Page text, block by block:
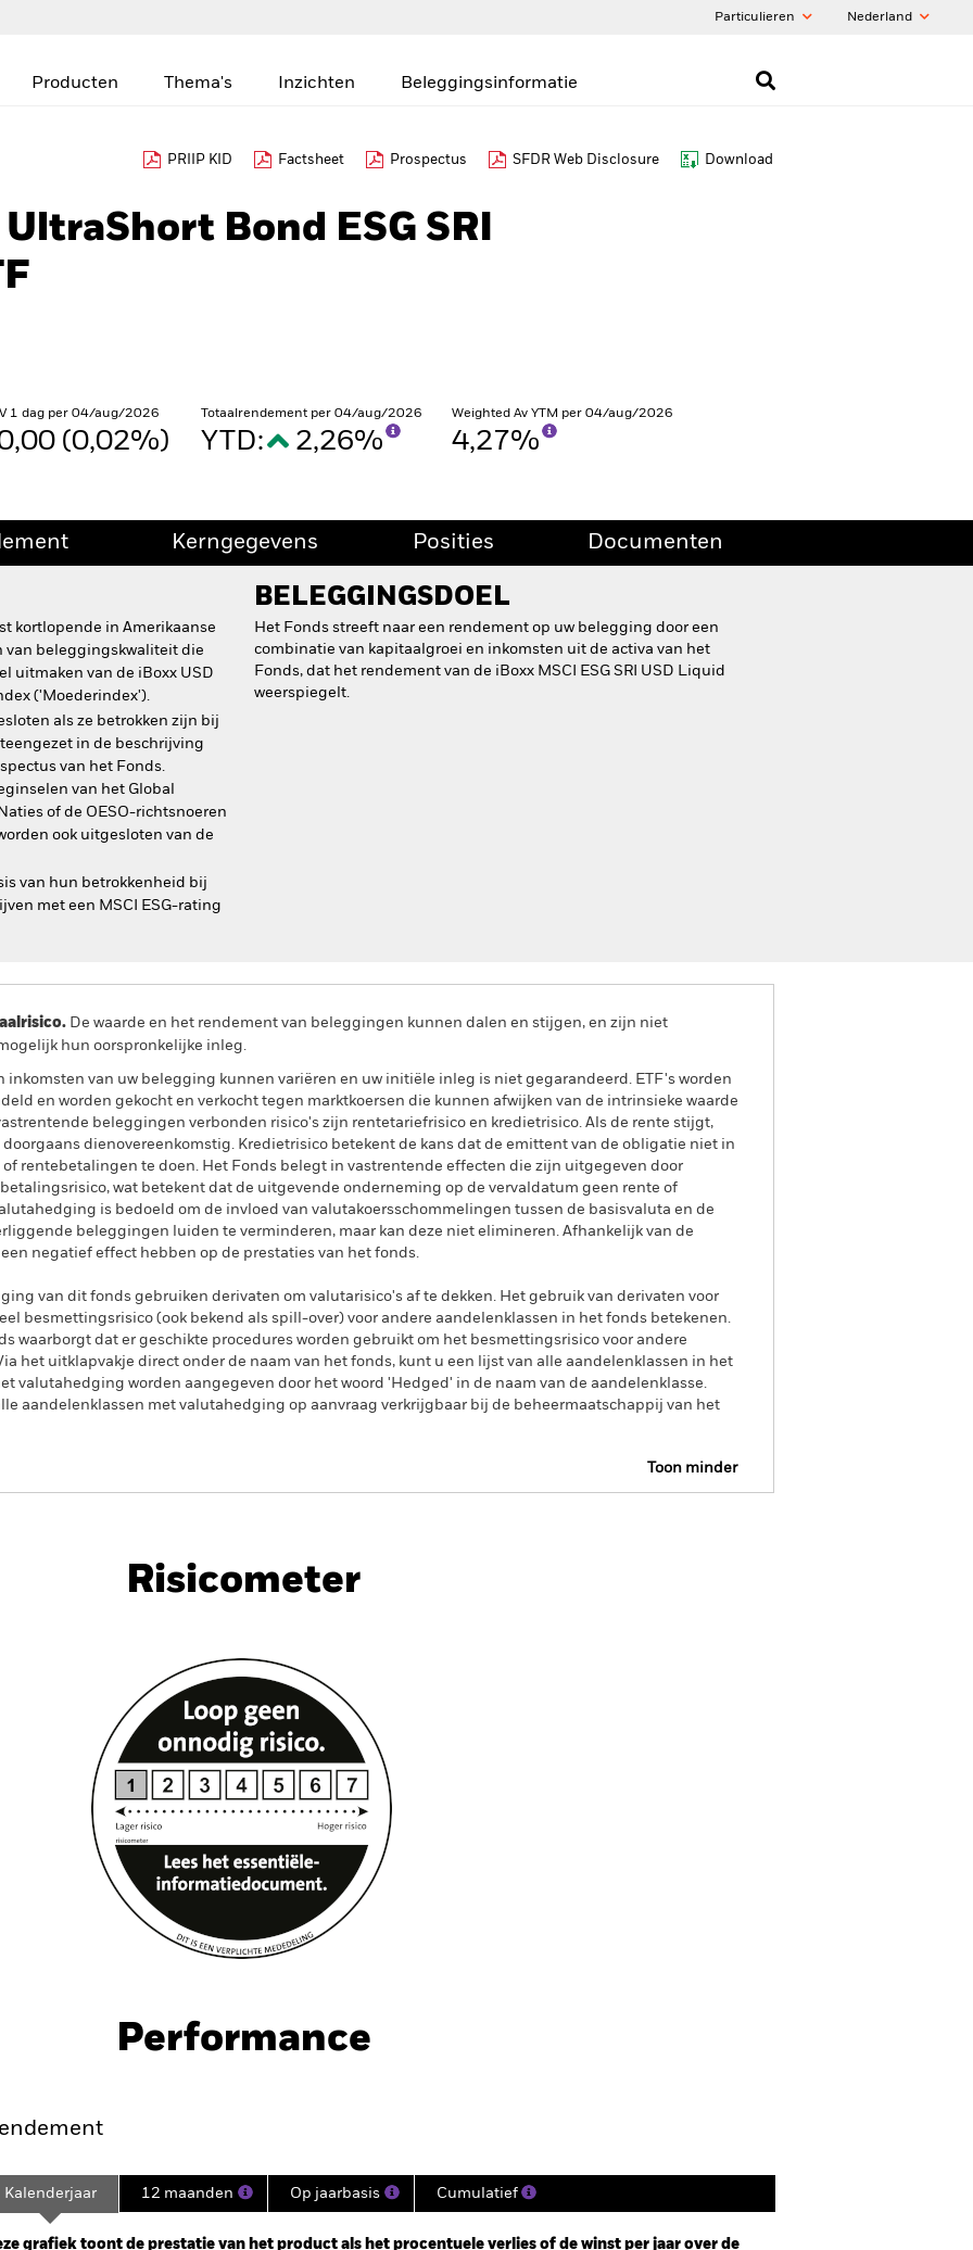
Particulieren Nederland
Producten Thema's Inzichten Beleggingsinformatie
PRIIP KID Factsheet Prospectus SFDR Web Disclosure Download
Bond ESG SRI
1 dag per 04/aug/2026
(0,02%)
Totaalrendement per 04/aug/2026
YTD: 2,26%
Weighted Av YTM per 04/aug/2026
4,27%
Kerngegevens Posities Documenten
kortlopende in Amerikaanse
van beleggingskwaliteit die
uitmaken van de iBoxx USD
('Moederindex').
als ze betrokken zijn bij
in de beschrijving
van het Fonds.
van het Global
of de OESO-richtsnoeren
ook uitgesloten van de
van hun betrokkenheid bij
met een MSCI ESG-rating
BELEGGINGSDOEL
Het Fonds streeft naar een rendement op uw belegging door een
combinatie van kapitaalgroei en inkomsten uit de activa van het
Fonds, dat het rendement van de iBoxx MSCI ESG SRI USD Liquid
weerspiegelt.
De waarde en het rendement van beleggingen kunnen dalen en stijgen, en zijn niet
hun oorspronkelijke inleg.
inkomsten van uw belegging kunnen variëren en uw initiële inleg is niet gegarandeerd. ETF's worden
en worden gekocht en verkocht tegen marktkoersen die kunnen afwijken van de intrinsieke waarde
beleggingen verbonden risico's zijn rentetariefrisico en kredietrisico. Als de rente stijgt,
dienovereenkomstig. Kredietrisico betekent de kans dat de emittent van de obligatie niet in
of rentebetalingen te doen. Het Fonds belegt in vastrentende effecten die zijn uitgegeven door
wat betekent dat de uitgevende onderneming op de vervaldatum geen rente of
is bedoeld om de invloed van valutakoersschommelingen tussen de basisvaluta en de
beleggingen luiden te verminderen, maar kan deze niet elimineren. Afhankelijk van de
negatief effect hebben op de prestaties van het fonds.
van dit fonds gebruiken derivaten om valutarisico's af te dekken. Het gebruik van derivaten voor
besmettingsrisico (ook bekend als spill-over) voor andere aandelenklassen in het fonds betekenen.
waarborgt dat er geschikte procedures worden gebruikt om het besmettingsrisico voor andere
het uitklapvakje direct onder de naam van het fonds, kunt u een lijst van alle aandelenklassen in het
valutahedging worden aangegeven door het woord 'Hedged' in de naam van de aandelenklasse.
aandelenklassen met valutahedging op aanvraag verkrijgbaar bij de beheermaatschappij van het
Toon minder
Risicometer
Performance
2021-10-04 00:00:00 to 2026-08-04 00:00:00.
-16 to 32.
Kalenderjaar 12 maanden Op jaarbasis Cumulatief
grafiek toont de prestatie van het product als het procentuele verlies of de winst per jaar over de